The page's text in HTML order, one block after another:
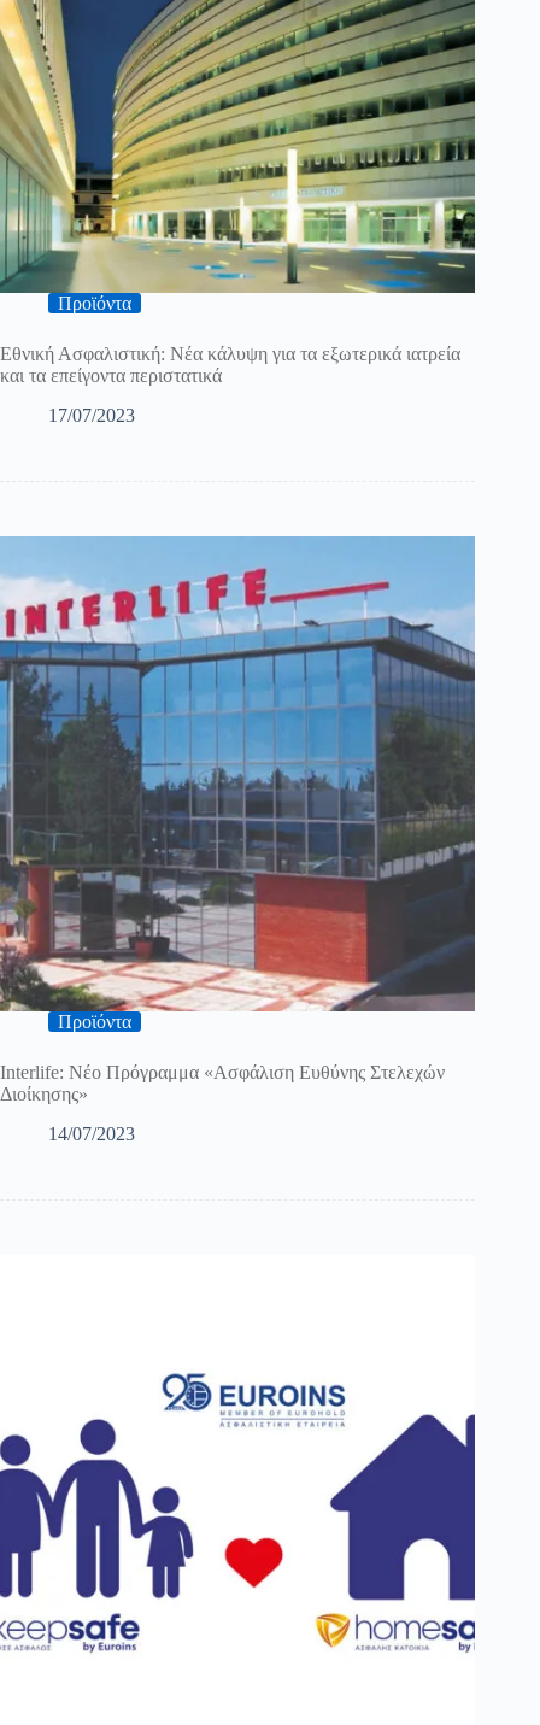
Προϊόντα
Εθνική Ασφαλιστική: Νέα κάλυψη για τα εξωτερικά ιατρεία
και τα επείγοντα περιστατικά
17/07/2023
Προϊόντα
Interlife: Νέο Πρόγραμμα «Ασφάλιση Ευθύνης Στελεχών
Διοίκησης»
14/07/2023